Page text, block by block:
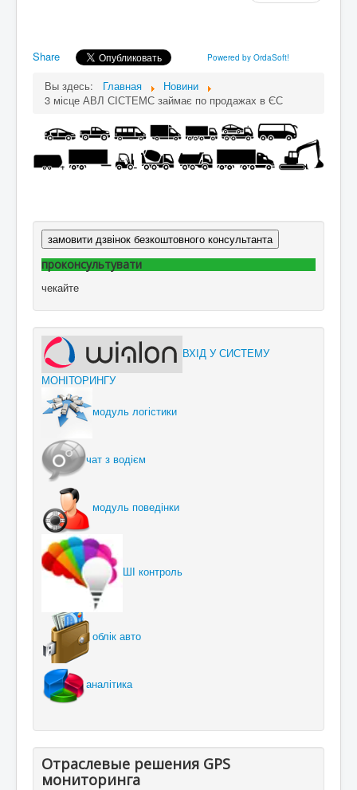
Share Powered by OrdaSoft!
Вы здесь: Главная
Новини
3 місце АВЛ СІСТЕМС займає по продажах в ЄС
замовити дзвінок безкоштовного консультанта
проконсультувати
чекайте
ВХІД У СИСТЕМУ
МОНІТОРИНГУ
модуль логістики
чат з водієм
модуль поведінки
ШІ контроль
облік авто
аналітика
Отраслевые решения GPS
мониторинга